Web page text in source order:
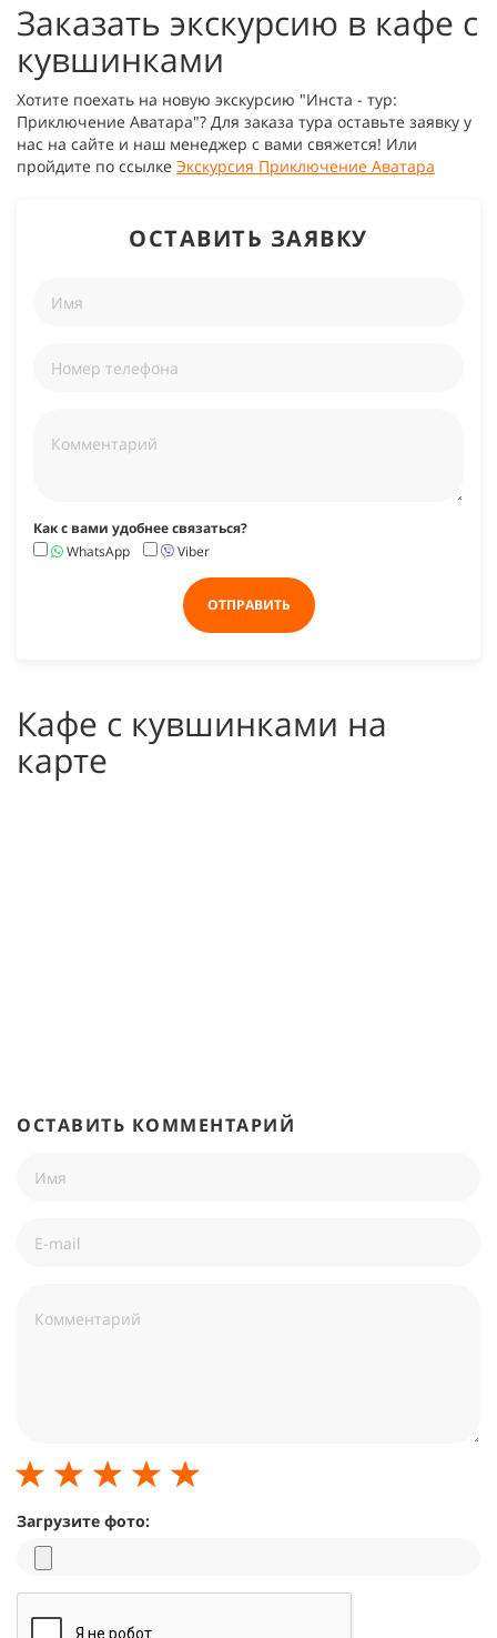
Заказать экскурсию в кафе с
кувшинками
Хотите поехать на новую экскурсию "Инста - тур:
Приключение Аватара"? Для заказа тура оставьте заявку у
нас на сайте и наш менеджер с вами свяжется! Или
пройдите по ссылке Экскурсия Приключение Аватара
ОСТАВИТЬ ЗАЯВКУ
Как с вами удобнее связаться?
WhatsApp
Viber
ОТПРАВИТЬ
Кафе с кувшинками на
карте
ОСТАВИТЬ КОММЕНТАРИЙ
Загрузите фото: